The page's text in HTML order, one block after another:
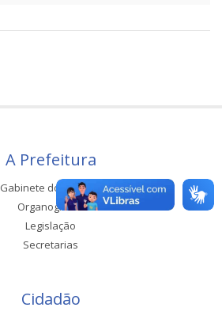
A Prefeitura
Gabinete do Prefeito
Organograma
Legislação
Secretarias
Cidadão